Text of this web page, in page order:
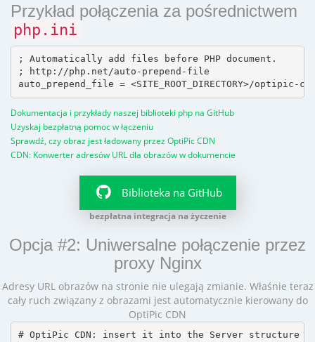
Przykład połączenia za pośrednictwem
php.ini
; Automatically add files before PHP document.
; http://php.net/auto-prepend-file
Dokumentacja i przykłady naszej biblioteki php na GitHub
Uzyskaj bezpłatną pomoc w łączeniu
Sprawdź, czy obraz jest ładowany przez OptiPic CDN
CDN: Konwerter adresów URL dla obrazów w dokumencie
Biblioteka na GitHub
bezpłatna integracja na życzenie
Opcja #2: Uniwersalne połączenie przez
proxy Nginx
Adresy URL obrazów na stronie nie ulegają zmianie. Właśnie teraz
cały ruch związany z obrazami jest automatycznie kierowany do
OptiPic CDN
# OptiPic CDN: insert it into the Server structure